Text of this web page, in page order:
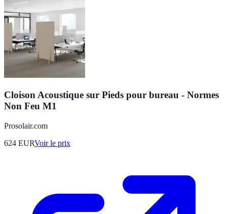
Cloison Acoustique sur Pieds pour bureau - Normes
Non Feu M1
Prosolair.com
624 EURVoir le prix